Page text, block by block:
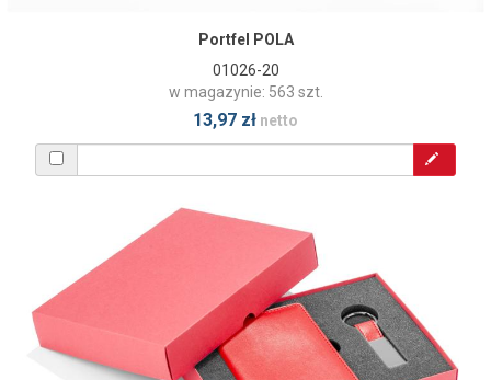
Portfel POLA
01026-20
w magazynie: 563 szt.
13,97 zł netto